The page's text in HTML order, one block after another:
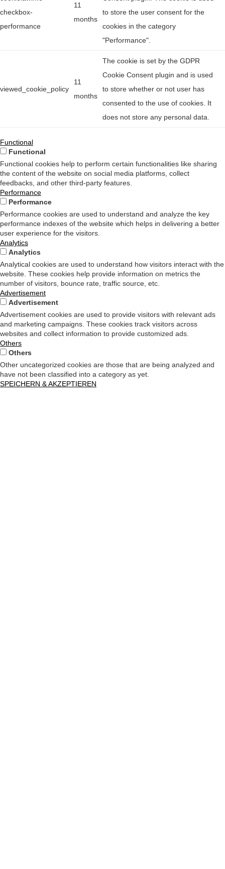
checkbox-
performance
11
months
to store the user consent for the
cookies in the category
"Performance".
viewed_cookie_policy
11
months
The cookie is set by the GDPR
Cookie Consent plugin and is used
to store whether or not user has
consented to the use of cookies. It
does not store any personal data.
Functional
Functional
Functional cookies help to perform certain functionalities like sharing
the content of the website on social media platforms, collect
feedbacks, and other third-party features.
Performance
Performance
Performance cookies are used to understand and analyze the key
performance indexes of the website which helps in delivering a better
user experience for the visitors.
Analytics
Analytics
Analytical cookies are used to understand how visitors interact with the
website. These cookies help provide information on metrics the
number of visitors, bounce rate, traffic source, etc.
Advertisement
Advertisement
Advertisement cookies are used to provide visitors with relevant ads
and marketing campaigns. These cookies track visitors across
websites and collect information to provide customized ads.
Others
Others
Other uncategorized cookies are those that are being analyzed and
have not been classified into a category as yet.
SPEICHERN & AKZEPTIEREN